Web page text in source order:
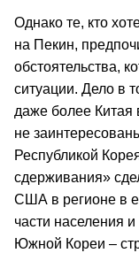
Однако те, кто
на Пекин,
обстоятельства,
ситуации. Дело в
даже более Китая
не
Республикой
сдерживания»
США в регионе в
части населения
Южной Кореи –